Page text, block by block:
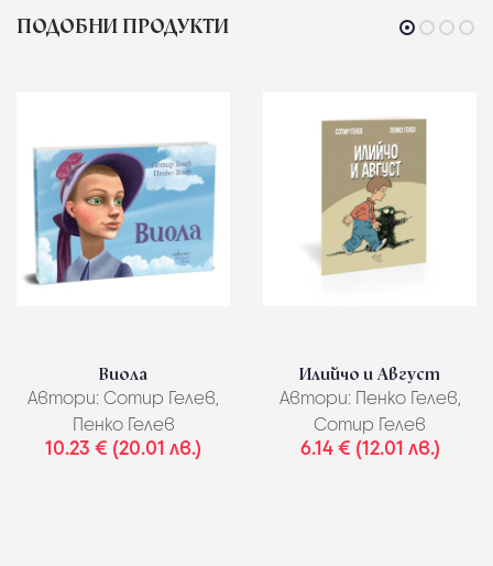
ПОДОБНИ ПРОДУКТИ
Виола
Автори: Сотир Гелев,
Пенко Гелев
10.23 € (20.01 лв.)
Илийчо и Август
Автори: Пенко Гелев,
Сотир Гелев
6.14 € (12.01 лв.)